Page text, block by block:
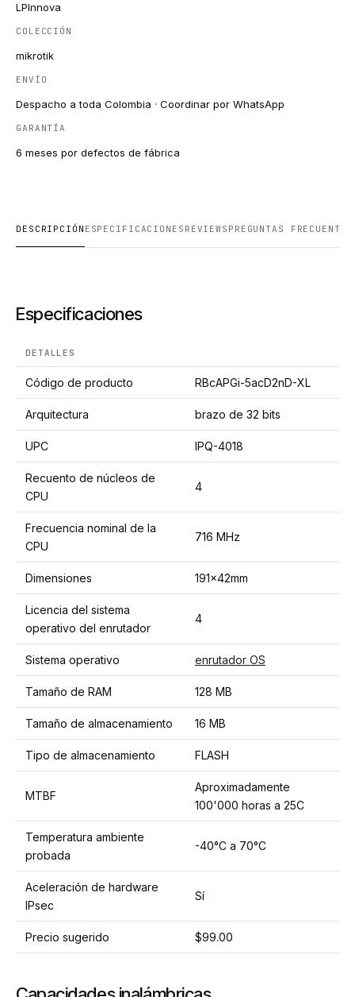
LPInnova
COLECCIÓN
mikrotik
ENVÍO
Despacho a toda Colombia · Coordinar por WhatsApp
GARANTÍA
6 meses por defectos de fábrica
DESCRIPCIÓN ESPECIFICACIONES REVIEWS PREGUNTAS FRECUENTES
Especificaciones
DETALLES
Código de producto RBcAPGi-5acD2nD-XL
Arquitectura brazo de 32 bits
UPC IPQ-4018
Recuento de núcleos de
CPU
4
Frecuencia nominal de la
CPU
716 MHz
Dimensiones 191x42mm
Licencia del sistema
operativo del enrutador
4
Sistema operativo enrutador OS
Tamaño de RAM 128 MB
Tamaño de almacenamiento 16 MB
Tipo de almacenamiento FLASH
MTBF
Aproximadamente
100'000 horas a 25C
Temperatura ambiente
probada
-40°C a 70°C
Aceleración de hardware
IPsec
Sí
Precio sugerido $99.00